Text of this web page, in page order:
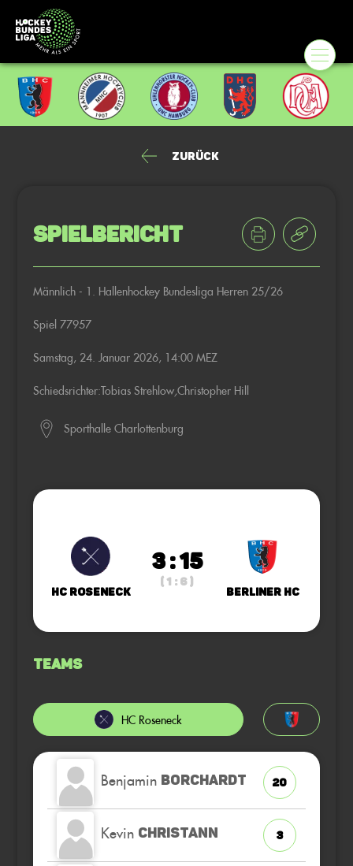
Zurück
Spielbericht
Männlich - 1. Hallenhockey Bundesliga Herren 25/26
Spiel 77957
Samstag, 24. Januar 2026, 14:00 MEZ
Schiedsrichter:Tobias Strehlow,Christopher Hill
Sporthalle Charlottenburg
HC Roseneck
3 : 15
( 1 : 6 )
Berliner HC
Teams
HC Roseneck
Benjamin BORCHARDT 20
Kevin CHRISTANN 3